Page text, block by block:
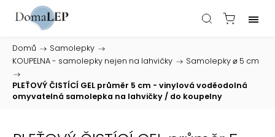
Domů / Samolepky /
KOUPELNA - samolepky nejen na lahvičky /
Samolepky ⌀ 5 cm
/
PLEŤOVÝ ČISTÍCÍ GEL průměr 5 cm - vinylová voděodolná
omyvatelná samolepka na lahvičky / do koupelny